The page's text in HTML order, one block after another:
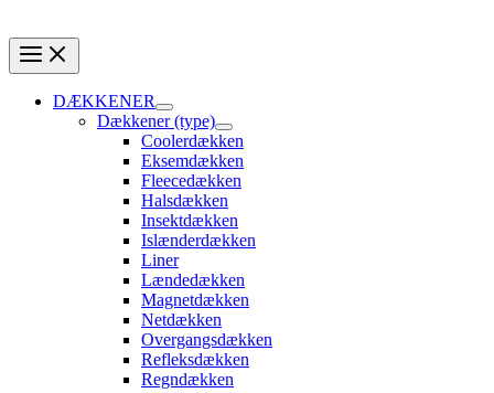
DÆKKENER
Dækkener (type)
Coolerdækken
Eksemdækken
Fleecedækken
Halsdækken
Insektdækken
Islænderdækken
Liner
Lændedækken
Magnetdækken
Netdækken
Overgangsdækken
Refleksdækken
Regndækken